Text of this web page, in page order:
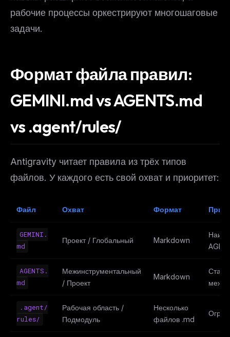
рабочие процессы оркестрируют многошаговые
задачи.
Формат файла правил:
GEMINI.md vs AGENTS.md
vs .agent/rules/
Antigravity читает правила из трёх типов
файлов. У каждого есть свой охват и приоритет:
Файл Охват Формат
GEMINI.
md
Проект / Глобальный Markdown
AGENTS.
md
Межинструментальный
/ Проект
Markdown
.agent/
rules/
Рабочая область /
Подмодуль
Несколько
файлов .md